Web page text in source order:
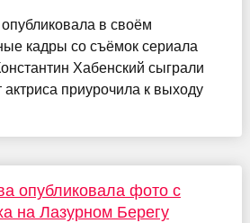
в своём
кадры со съёмок сериала
Хабенский сыграли
приурочила к выходу
опубликовала фото с
на Лазурном Берегу